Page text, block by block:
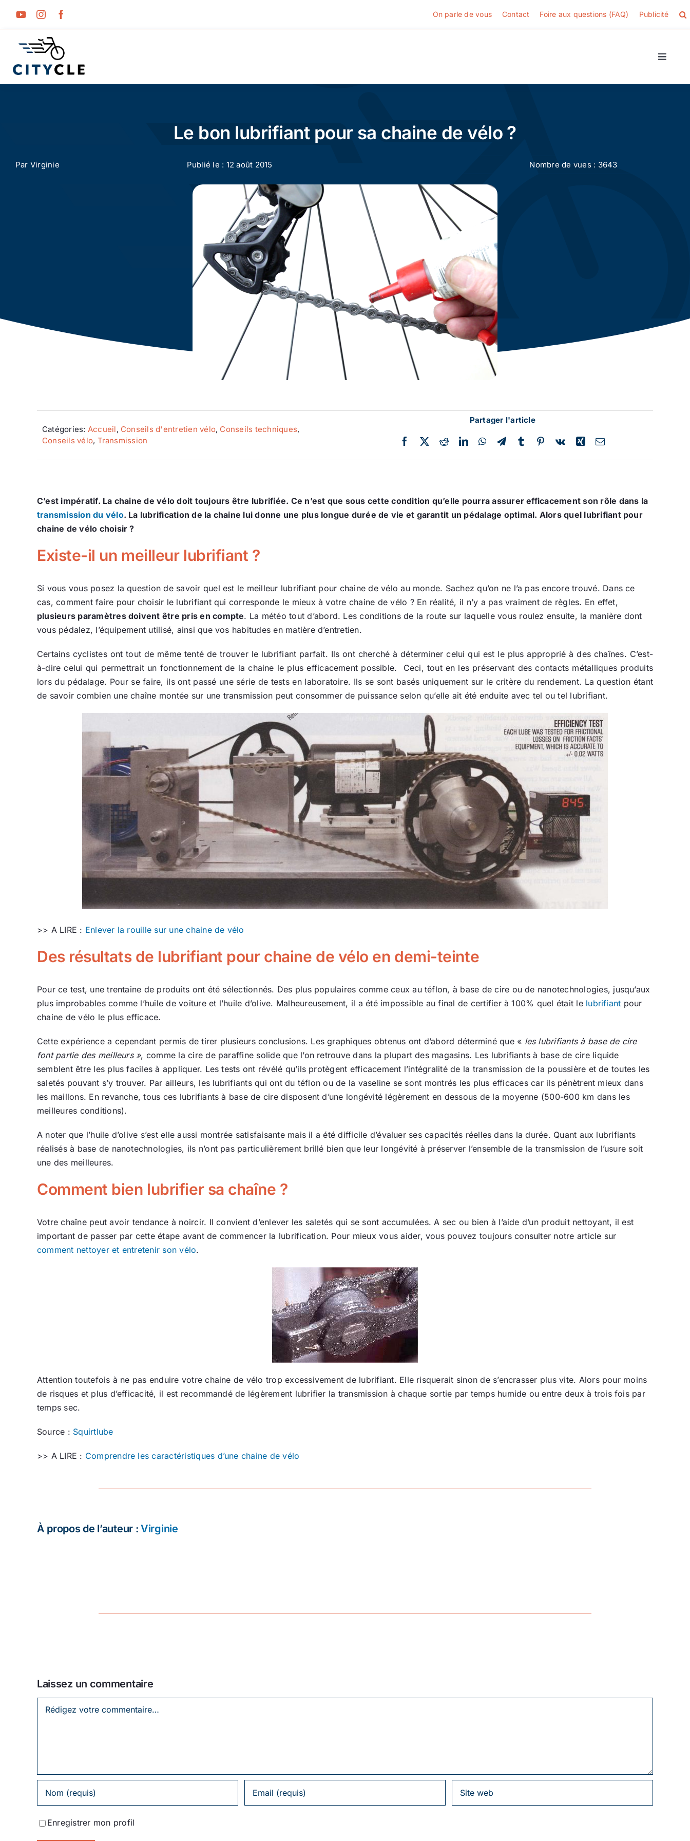
On parle de vous Contact Foire aux questions (FAQ) Publicité
Toggle
Cyclotourisme
Vélos de ville
Actualité
Ecologie
Le bon lubrifiant pour sa chaine de vélo ?
Par Virginie Publié le : 12 août 2015 Nombre de vues : 3643
Catégories: Accueil, Conseils d'entretien vélo, Conseils techniques,
Conseils vélo, Transmission
Partager l'article
C’est impératif. La chaine de vélo doit toujours être lubrifiée. Ce n’est que sous cette condition qu’elle pourra assurer efficacement son rôle dans la
transmission du vélo. La lubrification de la chaine lui donne une plus longue durée de vie et garantit un pédalage optimal. Alors quel lubrifiant pour
chaine de vélo choisir ?
Existe-il un meilleur lubrifiant ?
Si vous vous posez la question de savoir quel est le meilleur lubrifiant pour chaine de vélo au monde. Sachez qu’on ne l’a pas encore trouvé. Dans ce
cas, comment faire pour choisir le lubrifiant qui corresponde le mieux à votre chaine de vélo ? En réalité, il n’y a pas vraiment de règles. En effet,
plusieurs paramètres doivent être pris en compte. La météo tout d’abord. Les conditions de la route sur laquelle vous roulez ensuite, la manière dont
vous pédalez, l’équipement utilisé, ainsi que vos habitudes en matière d’entretien.
Certains cyclistes ont tout de même tenté de trouver le lubrifiant parfait. Ils ont cherché à déterminer celui qui est le plus approprié à des chaînes. C’est-
à-dire celui qui permettrait un fonctionnement de la chaine le plus efficacement possible. Ceci, tout en les préservant des contacts métalliques produits
lors du pédalage. Pour se faire, ils ont passé une série de tests en laboratoire. Ils se sont basés uniquement sur le critère du rendement. La question étant
de savoir combien une chaîne montée sur une transmission peut consommer de puissance selon qu’elle ait été enduite avec tel ou tel lubrifiant.
>> A LIRE : Enlever la rouille sur une chaine de vélo
Des résultats de lubrifiant pour chaine de vélo en demi-teinte
Pour ce test, une trentaine de produits ont été sélectionnés. Des plus populaires comme ceux au téflon, à base de cire ou de nanotechnologies, jusqu’aux
plus improbables comme l’huile de voiture et l’huile d’olive. Malheureusement, il a été impossible au final de certifier à 100% quel était le lubrifiant pour
chaine de vélo le plus efficace.
Cette expérience a cependant permis de tirer plusieurs conclusions. Les graphiques obtenus ont d’abord déterminé que « les lubrifiants à base de cire
font partie des meilleurs », comme la cire de paraffine solide que l’on retrouve dans la plupart des magasins. Les lubrifiants à base de cire liquide
semblent être les plus faciles à appliquer. Les tests ont révélé qu’ils protègent efficacement l’intégralité de la transmission de la poussière et de toutes les
saletés pouvant s’y trouver. Par ailleurs, les lubrifiants qui ont du téflon ou de la vaseline se sont montrés les plus efficaces car ils pénètrent mieux dans
les maillons. En revanche, tous ces lubrifiants à base de cire disposent d’une longévité légèrement en dessous de la moyenne (500-600 km dans les
meilleures conditions).
A noter que l’huile d’olive s’est elle aussi montrée satisfaisante mais il a été difficile d’évaluer ses capacités réelles dans la durée. Quant aux lubrifiants
réalisés à base de nanotechnologies, ils n’ont pas particulièrement brillé bien que leur longévité à préserver l’ensemble de la transmission de l’usure soit
une des meilleures.
Comment bien lubrifier sa chaîne ?
Votre chaîne peut avoir tendance à noircir. Il convient d’enlever les saletés qui se sont accumulées. A sec ou bien à l’aide d’un produit nettoyant, il est
important de passer par cette étape avant de commencer la lubrification. Pour mieux vous aider, vous pouvez toujours consulter notre article sur
comment nettoyer et entretenir son vélo.
Attention toutefois à ne pas enduire votre chaine de vélo trop excessivement de lubrifiant. Elle risquerait sinon de s’encrasser plus vite. Alors pour moins
de risques et plus d’efficacité, il est recommandé de légèrement lubrifier la transmission à chaque sortie par temps humide ou entre deux à trois fois par
temps sec.
Source : Squirtlube
>> A LIRE : Comprendre les caractéristiques d’une chaine de vélo
À propos de l’auteur :Virginie
Laissez un commentaire
Laissez
Enregistrer mon profil